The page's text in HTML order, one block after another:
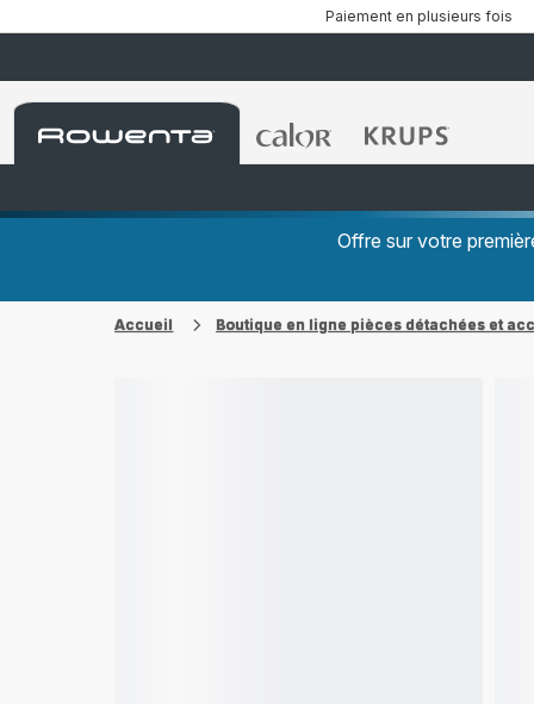
Paiement en plusieurs fois
Accueil
Rowenta
Accueil
Accueil
Offre sur votre
Accueil Boutique en ligne pièces détachées et